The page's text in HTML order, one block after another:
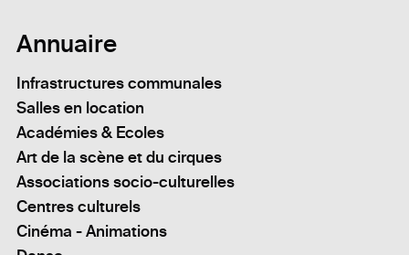
Annuaire
Infrastructures communales
Salles en location
Académies & Ecoles
Art de la scène et du cirques
Associations socio-culturelles
Centres culturels
Cinéma - Animations